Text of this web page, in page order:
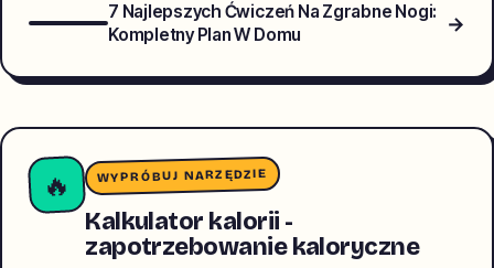
7 Najlepszych Ćwiczeń Na Zgrabne Nogi:
Kompletny Plan W Domu
→
🔥 WYPRÓBUJ NARZĘDZIE
Kalkulator kalorii -
zapotrzebowanie kaloryczne